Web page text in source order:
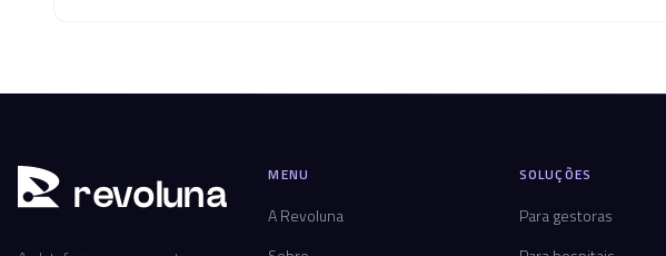
revoluna MENU
A Revoluna
SOLUÇÕES
Para gestoras